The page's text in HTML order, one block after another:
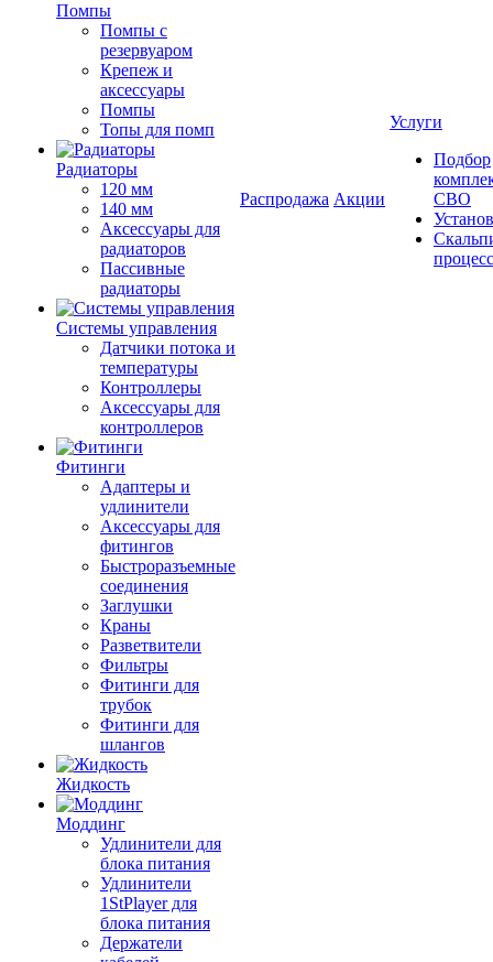
Помпы
Помпы с
резервуаром
Крепеж и
аксессуары
Помпы
Топы для помп
Радиаторы
120 мм
140 мм
Аксессуары для
радиаторов
Пассивные
радиаторы
Системы управления
Датчики потока и
температуры
Контроллеры
Аксессуары для
контроллеров
Фитинги
Адаптеры и
удлинители
Аксессуары для
фитингов
Быстроразъемные
соединения
Заглушки
Краны
Разветвители
Фильтры
Фитинги для
трубок
Фитинги для
шлангов
Жидкость
Моддинг
Удлинители для
блока питания
Удлинители
1StPlayer для
блока питания
Держатели
Распродажа Акции
Услуги
Подбор
СВО